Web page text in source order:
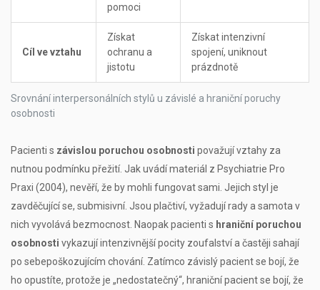
Srovnání interpersonálních stylů u závislé a hraniční poruchy
osobnosti
pomoci
Cíl ve vztahu
Získat
ochranu a
jistotu
Získat intenzivní
spojení, uniknout
prázdnotě
Pacienti s závislou poruchou osobnosti považují vztahy za
nutnou podmínku přežití. Jak uvádí materiál z Psychiatrie Pro
Praxi (2004), nevěří, že by mohli fungovat sami. Jejich styl je
zavděčující se, submisivní. Jsou plačtiví, vyžadují rady a samota v
nich vyvolává bezmocnost. Naopak pacienti s hraniční poruchou
osobnosti vykazují intenzivnější pocity zoufalství a častěji sahají
po sebepoškozujícím chování. Zatímco závislý pacient se bojí, že
ho opustíte, protože je „nedostatečný“, hraniční pacient se bojí, že